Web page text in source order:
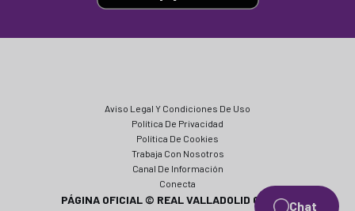
Chat
Aviso Legal Y Condiciones De Uso
Política De Privacidad
Política De Cookies
Trabaja Con Nosotros
Canal De Información
Conecta
PÁGINA OFICIAL © REAL VALLADOLID CF 2024